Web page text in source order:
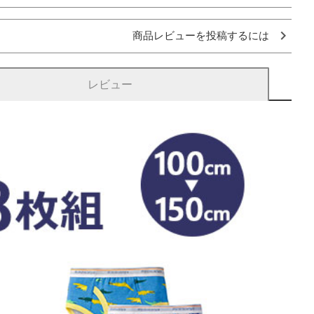
商品レビューを投稿するには
レビュー